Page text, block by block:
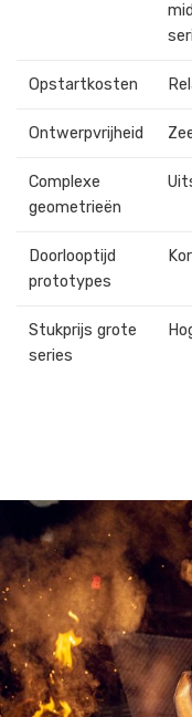
Opstartkosten
Ontwerpvrijheid
Complexe
geometrieën
Doorlooptijd
prototypes
Stukprijs grote
series